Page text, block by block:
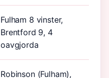
Fulham 8 vinster,
Brentford 9, 4
oavgjorda
Robinson (Fulham),